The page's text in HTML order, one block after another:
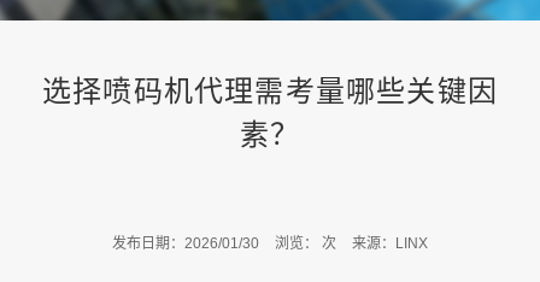
选择喷码机代理需考量哪些关键因
素？
发布日期：2026/01/30 浏览： 次 来源：LINX